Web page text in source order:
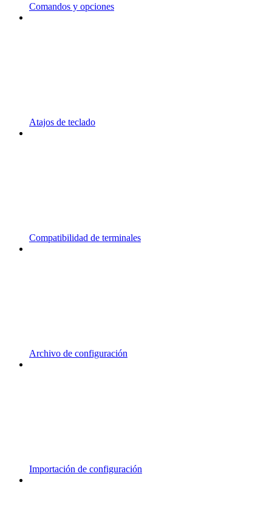
Comandos y opciones
Atajos de teclado
Compatibilidad de terminales
Archivo de configuración
Importación de configuración